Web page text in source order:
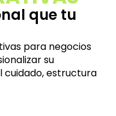
que tu
para negocios
su
cuidado, estructura